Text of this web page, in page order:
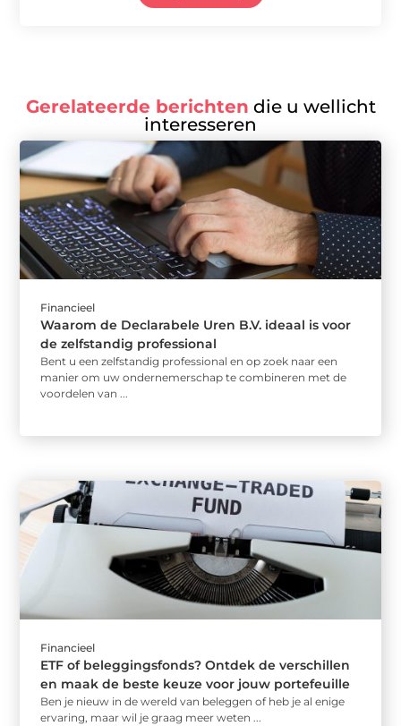
Gerelateerde berichten die u wellicht
interesseren
Financieel
Waarom de Declarabele Uren B.V. ideaal is voor
de zelfstandig professional
Bent u een zelfstandig professional en op zoek naar een
manier om uw ondernemerschap te combineren met de
voordelen van ...
Financieel
ETF of beleggingsfonds? Ontdek de verschillen
en maak de beste keuze voor jouw portefeuille
Ben je nieuw in de wereld van beleggen of heb je al enige
ervaring, maar wil je graag meer weten ...